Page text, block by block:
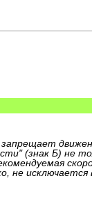
(знак Б) не
не